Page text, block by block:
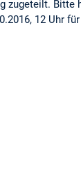
zugeteilt.
12 Uhr